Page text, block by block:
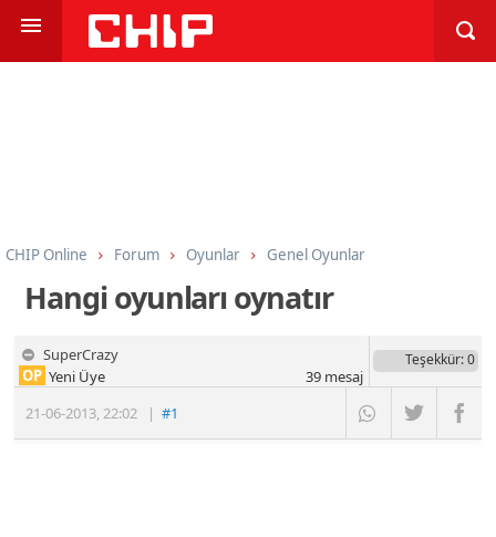
CHIP Online Forum Oyunlar Genel Oyunlar
Hangi oyunları oynatır
SuperCrazy
21-06-2013,22:02 |#1
OP Yeni Üye
Teşekkür: 0
39mesaj